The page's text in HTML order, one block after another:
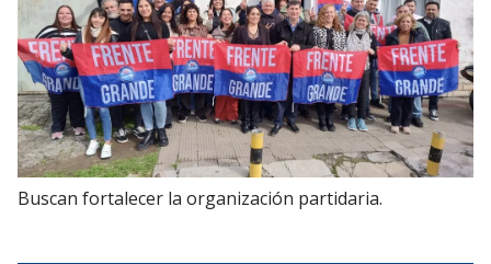
Buscan fortalecer la organización partidaria.